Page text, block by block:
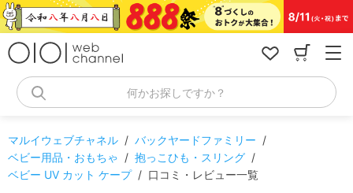
コ
ン
何かお探しですか？
マルイウェブチャネル / バックヤードファミリー /
ベビー用品・おもちゃ / 抱っこひも・スリング /
ベビー UV カット ケープ/ 口コミ・レビュー一覧